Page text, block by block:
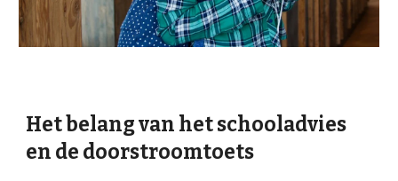
Het belang van het schooladvies
en de doorstroomtoets